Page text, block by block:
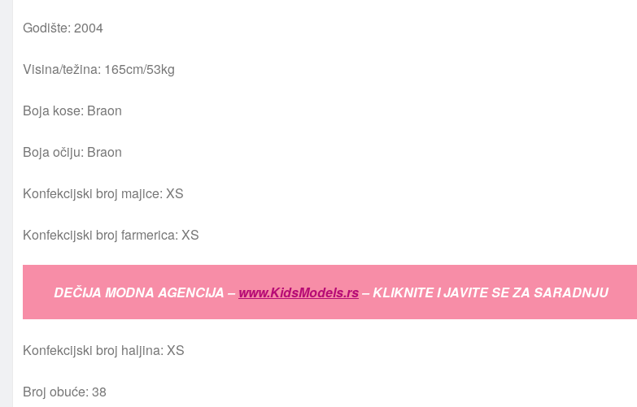
Godište: 2004
Visina/težina: 165cm/53kg
Boja kose: Braon
Boja očiju: Braon
Konfekcijski broj majice: XS
Konfekcijski broj farmerica: XS
DEČIJA MODNA AGENCIJA –www.KidsModels.rs– KLIKNITE I JAVITE SE ZA SARADNJU
Konfekcijski broj haljina: XS
Broj obuće: 38